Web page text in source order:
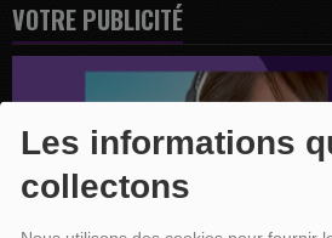
Les informations
collectons
VOTRE PUBLICITÉ